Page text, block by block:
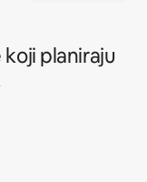
planiraju